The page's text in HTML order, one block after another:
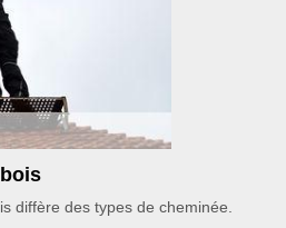
diffère des types de cheminée.